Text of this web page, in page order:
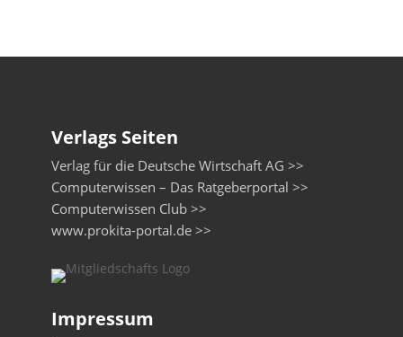
Verlags Seiten
Verlag für die Deutsche Wirtschaft AG >>
Computerwissen – Das Ratgeberportal >>
Computerwissen Club >>
www.prokita-portal.de >>
Impressum